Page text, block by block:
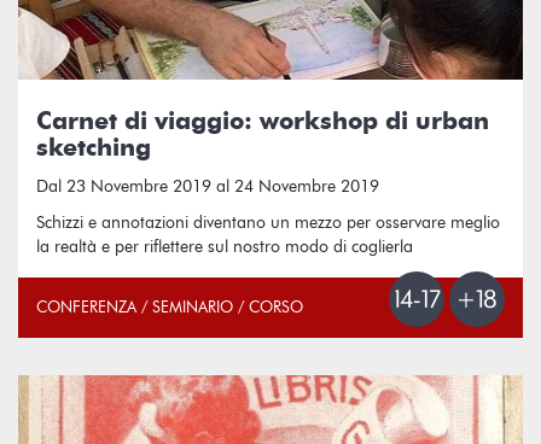
Carnet di viaggio: workshop di urban
sketching
Dal 23 Novembre 2019 al 24 Novembre 2019
Schizzi e annotazioni diventano un mezzo per osservare meglio
la realtà e per riflettere sul nostro modo di coglierla
CONFERENZA / SEMINARIO / CORSO